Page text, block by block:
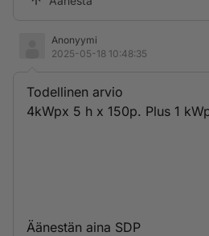
Anonyymi
2025-05-18 10:48:35
Todellinen arvio
4kWpx 5 h x 150p. Plus 1
Äänestän aina SDP